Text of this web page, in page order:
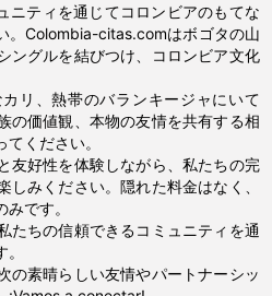
ニティを通じてコロンビアのもてな
。Colombia-citas.comはボゴタの山
ングルを結びつけ、コロンビア文化
リ、熱帯のバランキージャにいて
の価値観、本物の友情を共有する相
ください。
友好性を体験しながら、私たちの完
みください。隠れた料金はなく、
です。
たちの信頼できるコミュニティを通
の素晴らしい友情やパートナーシッ